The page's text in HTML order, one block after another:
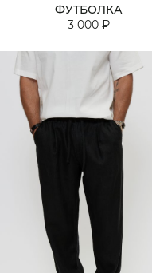
ФУТБОЛКА
3 000 ₽